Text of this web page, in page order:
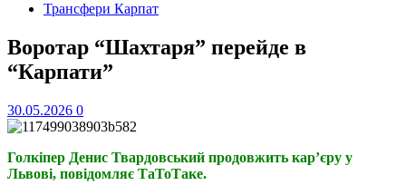
Трансфери Карпат
Воротар “Шахтаря” перейде в
“Карпати”
30.05.2026 0
Голкіпер Денис Твардовський продовжить кар’єру у
Львові, повідомляє ТаТоТаке.